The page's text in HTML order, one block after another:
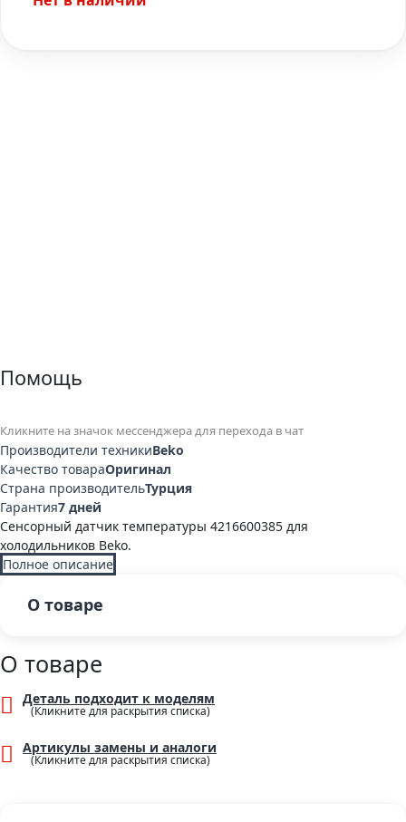
Помощь
Кликните на значок мессенджера для перехода в чат
Производители техникиBeko
Качество товараОригинал
Страна производительТурция
Гарантия7 дней
Сенсорный датчик температуры 4216600385 для
холодильников Beko.
Полное описание
О товаре
О товаре
Деталь подходит к моделям
Артикулы замены и аналоги